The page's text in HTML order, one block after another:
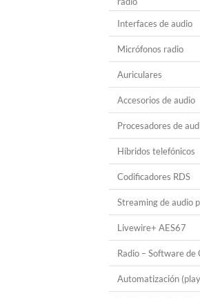
Interfaces de audio
Micrófonos radio
Auriculares
Accesorios de audio
Procesadores de
Híbridos telefónicos
Codificadores RDS
Streaming de audio
Livewire+ AES67
Radio – Software de
Automatización